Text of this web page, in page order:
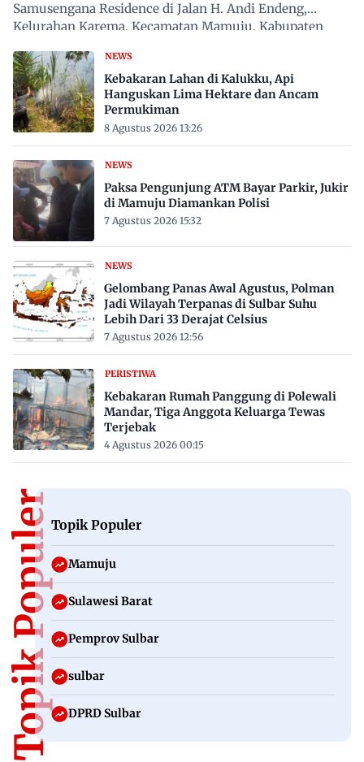
Samusengana Residence di Jalan H. Andi Endeng,
Kelurahan Karema, Kecamatan Mamuju, Kabupaten
NEWS
Kebakaran Lahan di Kalukku, Api
Hanguskan Lima Hektare dan Ancam
Permukiman
8 Agustus 2026 13:26
NEWS
Paksa Pengunjung ATM Bayar Parkir, Jukir
di Mamuju Diamankan Polisi
7 Agustus 2026 15:32
NEWS
Gelombang Panas Awal Agustus, Polman
Jadi Wilayah Terpanas di Sulbar Suhu
Lebih Dari 33 Derajat Celsius
7 Agustus 2026 12:56
PERISTIWA
Kebakaran Rumah Panggung di Polewali
Mandar, Tiga Anggota Keluarga Tewas
Terjebak
4 Agustus 2026 00:15
Topik PopulerTopik Populer
Mamuju
Sulawesi Barat
Pemprov Sulbar
sulbar
DPRD Sulbar